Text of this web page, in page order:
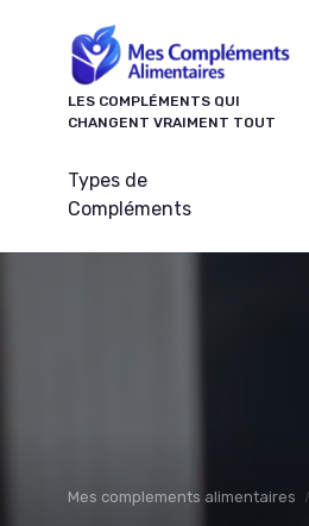
LES COMPLÉMENTS QUI
CHANGENT VRAIMENT TOUT
Types de
Compléments
Mes complements alimentaires